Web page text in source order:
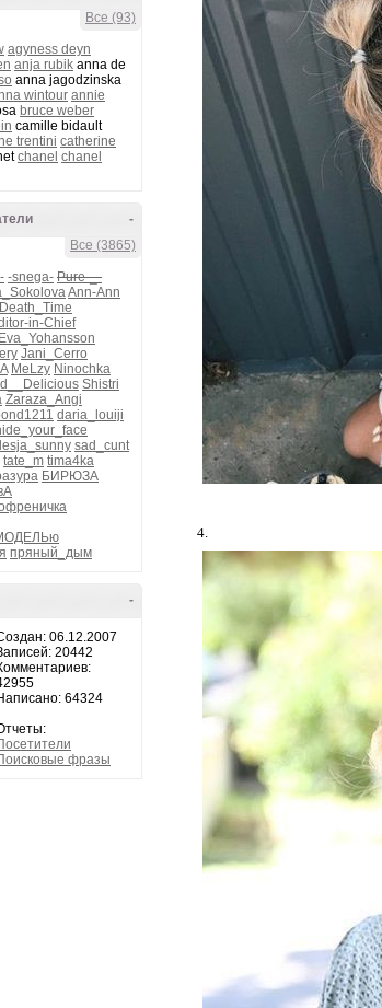
Все (93)
agyness deyn
anja rubik anna de
anna jagodzinska
wintour annie
bruce weber
camille bidault
trentini catherine
chanel chanel
-
Все (3865)
-snega- Pure-_-
Ann-Ann
Death_Time
in-Chief
Eva_Yohansson
Jani_Cerro
MeLzy Ninochka
Shistri
Zaraza_Angi
daria_louiji
sad_cunt
tate_m tima4ka
БИРЮЗА
пряный_дым
-
06.12.2007
20442
64324
фразы
4.